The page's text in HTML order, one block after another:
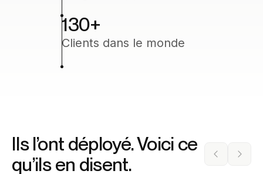
130+
Clients dans le monde
Ils l’ont déployé. Voici ce
qu’ils en disent.